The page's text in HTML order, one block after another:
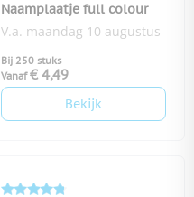
Naamplaatje full colour
V.a. maandag 10 augustus
Bij 250 stuks
Vanaf € 4,49
Bekijk